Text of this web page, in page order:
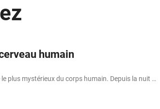
humain
le plus mystérieux du corps humain. Depuis la nuit …